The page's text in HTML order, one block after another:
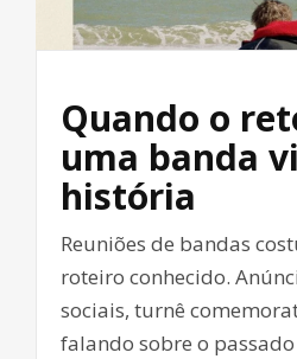
Quando o
uma banda
história
Reuniões de bandas
roteiro conhecido.
sociais, turnê
falando sobre o